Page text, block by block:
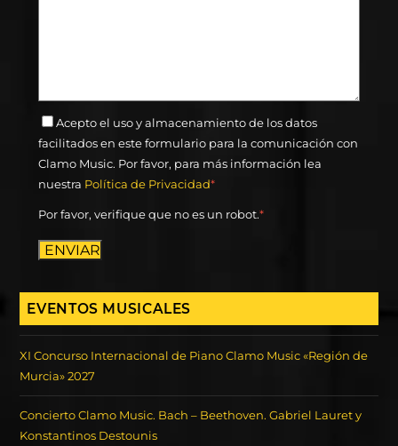
Acepto el uso y almacenamiento de los datos
facilitados en este formulario para la comunicación con
Clamo Music. Por favor, para más información lea
nuestra Política de Privacidad*
Por favor, verifique que no es un robot.*
ENVIAR
EVENTOS MUSICALES
XI Concurso Internacional de Piano Clamo Music «Región de
Murcia» 2027
Concierto Clamo Music. Bach – Beethoven. Gabriel Lauret y
Konstantinos Destounis